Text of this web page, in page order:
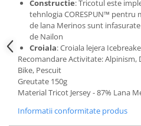
Constructie: Tricotul este
tehnlogia CORESPUN™
de lana Merinos sunt
de Nailon
Croiala: Croiala lejera
Recomandare Activitate:
Bike, Pescuit
Greutate 150g
Material Tricot Jersey - 87% Lana
Informatii conformitate produs